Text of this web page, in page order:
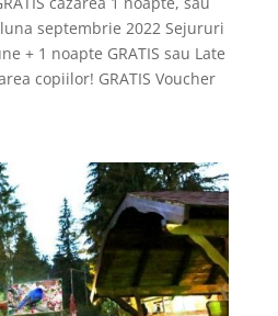
septembrie 2022 Sejururi
+ 1 noapte GRATIS sau Late
copiilor! GRATIS Voucher